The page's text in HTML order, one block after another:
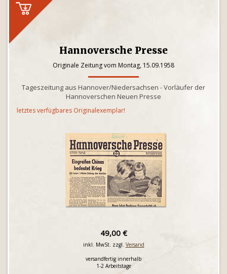
Hannoversche Presse
Originale Zeitung vom Montag, 15.09.1958
Tageszeitung aus Hannover/Niedersachsen - Vorläufer der
Hannoverschen Neuen Presse
letztes verfügbares Originalexemplar!
49,00 €
inkl. MwSt. zzgl. Versand
versandfertig innerhalb
1-2 Arbeitstage